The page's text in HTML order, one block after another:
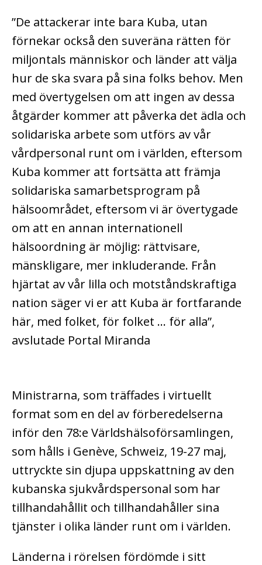
”De attackerar inte bara Kuba, utan
förnekar också den suveräna rätten för
miljontals människor och länder att välja
hur de ska svara på sina folks behov. Men
med övertygelsen om att ingen av dessa
åtgärder kommer att påverka det ädla och
solidariska arbete som utförs av vår
vårdpersonal runt om i världen, eftersom
Kuba kommer att fortsätta att främja
solidariska samarbetsprogram på
hälsoområdet, eftersom vi är övertygade
om att en annan internationell
hälsoordning är möjlig: rättvisare,
mänskligare, mer inkluderande. Från
hjärtat av vår lilla och motståndskraftiga
nation säger vi er att Kuba är fortfarande
här, med folket, för folket … för alla”,
avslutade Portal Miranda
Ministrarna, som träffades i virtuellt
format som en del av förberedelserna
inför den 78:e Världshälsoförsamlingen,
som hålls i Genève, Schweiz, 19-27 maj,
uttryckte sin djupa uppskattning av den
kubanska sjukvårdspersonal som har
tillhandahållit och tillhandahåller sina
tjänster i olika länder runt om i världen.
Länderna i rörelsen fördömde i sitt